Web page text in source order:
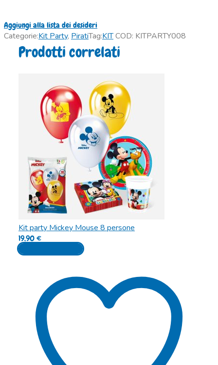
Aggiungi alla lista dei desideri
Categorie:Kit Party, PiratiTag:KITCOD: KITPARTY008
Prodotti correlati
Kit party Mickey Mouse 8 persone
19,90€
Aggiungi al carrello